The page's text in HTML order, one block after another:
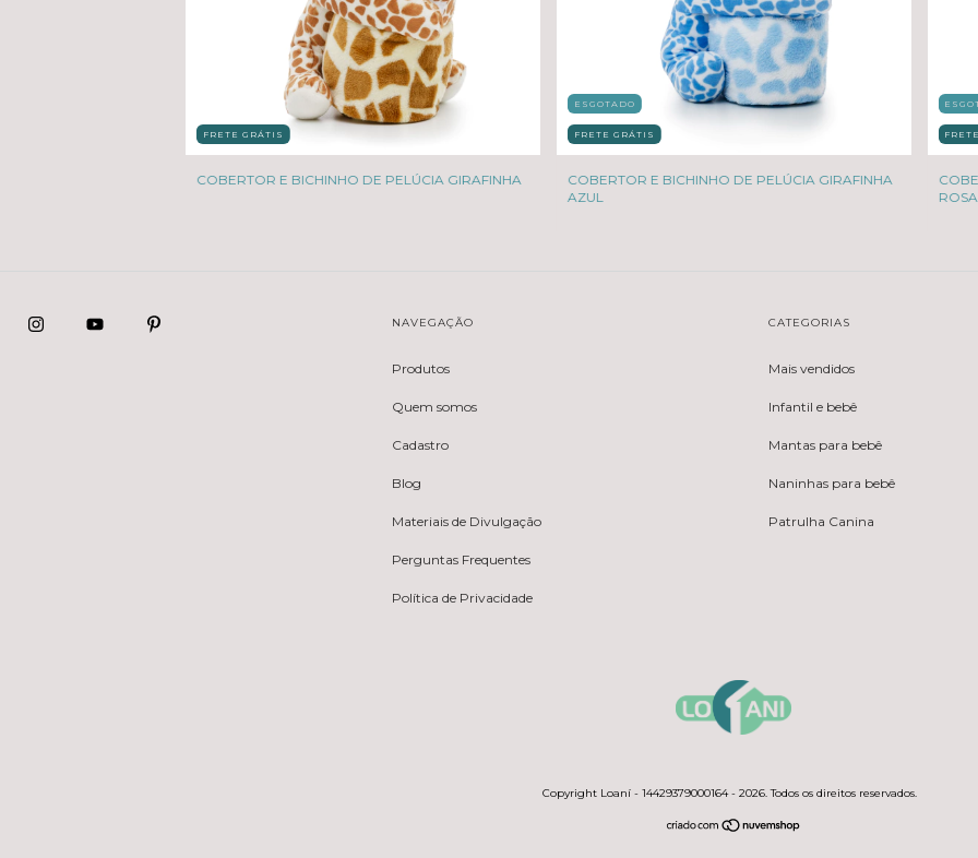
FRETE GRÁTIS
COBERTOR E BICHINHO DE PELÚCIA GIRAFINHA
ESGOTADO
FRETE GRÁTIS
COBERTOR E BICHINHO DE PELÚCIA GIRAFINHA
AZUL
ROSA
NAVEGAÇÃO
Produtos
Quem somos
Cadastro
Blog
Materiais de Divulgação
Perguntas Frequentes
Política de Privacidade
CATEGORIAS
Mais vendidos
Infantil e bebê
Mantas para bebê
Naninhas para bebê
Patrulha Canina
Copyright Loaní - 14429379000164 - 2026. Todos os direitos reservados.